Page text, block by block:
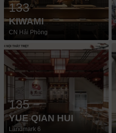
133
KIWAMI
CN Hải Phòng
135
YUE QIAN HUI
Landmark 6